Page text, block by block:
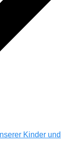
Kinder und